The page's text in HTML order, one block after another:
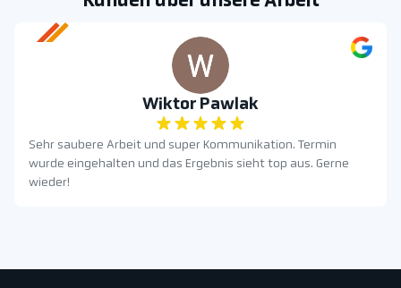
Wiktor Pawlak
Sehr saubere Arbeit und super Kommunikation. Termin
wurde eingehalten und das Ergebnis sieht top aus. Gerne
wieder!